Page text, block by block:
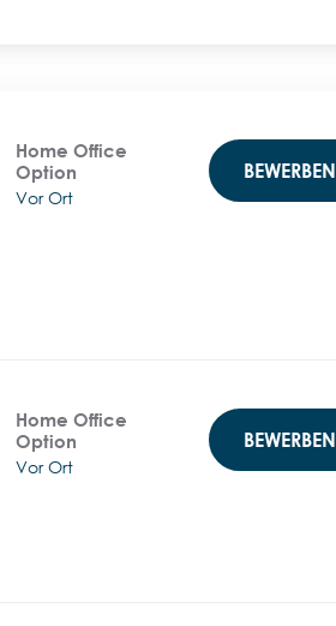
Home Office
Option
Vor Ort
BEWERBEN
Home Office
Option
Vor Ort
BEWERBEN